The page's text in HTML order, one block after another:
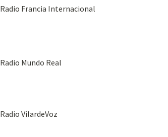
Radio Francia Internacional
Radio Mundo Real
Radio VilardeVoz